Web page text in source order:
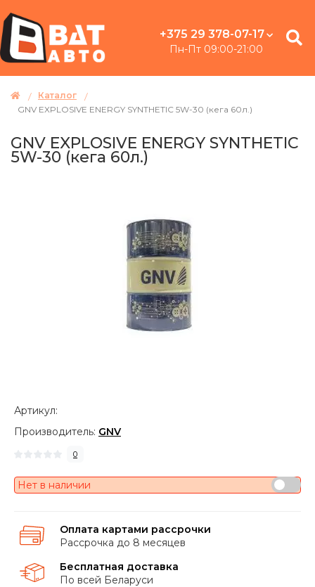
+375 29 378-07-17
Пн-Пт 09:00-21:00
Каталог
GNV EXPLOSIVE ENERGY SYNTHETIC 5W-30 (кега 60л.)
GNV EXPLOSIVE ENERGY SYNTHETIC
5W-30 (кега 60л.)
Артикул:
Производитель: GNV
0
Нет в наличии
Оплата картами рассрочки
Рассрочка до 8 месяцев
Бесплатная доставка
По всей Беларуси